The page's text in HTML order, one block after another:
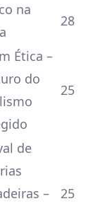
na
28
Ética –
do
25
de
–
25